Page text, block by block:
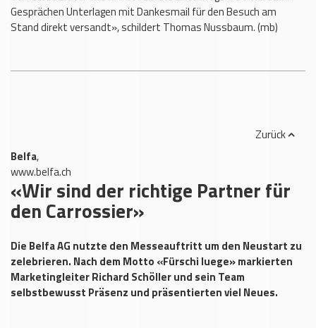
Gesprächen Unterlagen mit Dankesmail für den Besuch am
Stand direkt versandt», schildert Thomas Nussbaum. (mb)
Belfa,
www.belfa.ch
Zurück
«Wir sind der richtige Partner für
den Carrossier»
Die Belfa AG nutzte den Messeauftritt um den Neustart zu
zelebrieren. Nach dem Motto «Fürschi luege» markierten
Marketingleiter Richard Schöller und sein Team
selbstbewusst Präsenz und präsentierten viel Neues.